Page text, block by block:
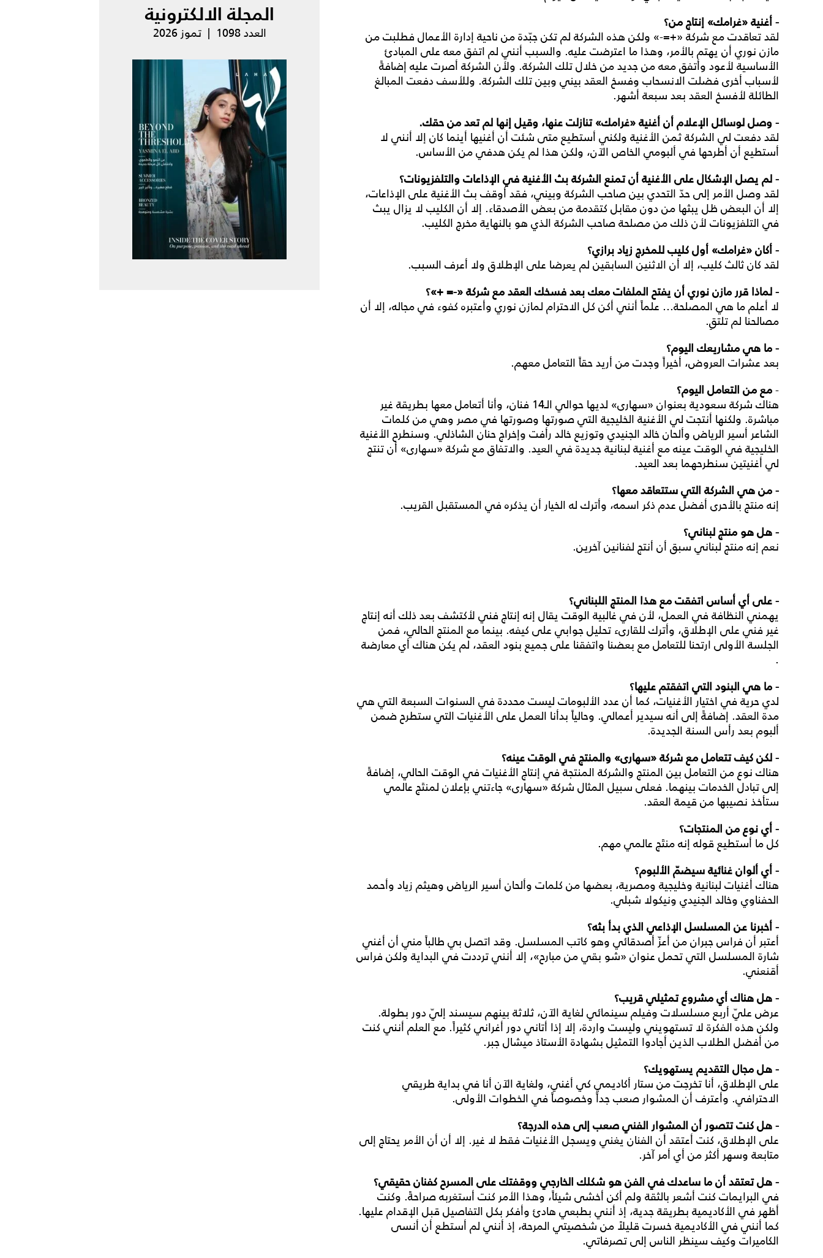
- أغنية «غرامك» إنتاج من؟
لقد تعاقدت مع شركة «+=-» ولكن هذه الشركة لم تكن جبّدة من ناحية إدارة الأعمال فطلبت من
مازن نوري أن يهتم بالأمر، وهذا ما اعترضت عليه. والسبب أنني لم اتفق معه على المبادئ
الأساسية لأعود وأتفق معه من جديد من خلال تلك الشركة. ولأن الشركة أصرت عليه إضافةً
لأسباب أخرى فضلت الانسحاب وفسخ العقد بيني وبين تلك الشركة. وللأسف دفعت المبالغ
الطائلة لأفسخ العقد بعد سبعة أشهر.
- وصل لوسائل الإعلام أن أغنية «غرامك» تنازلت عنها، وقيل إنها لم تعد من حقك.
لقد دفعت لي الشركة ثمن الأغنية ولكني أستطيع متى شئت أن أغنيها أينما كان إلا أنني لا
أستطيع أن أطرحها في ألبومي الخاص الآن، ولكن هذا لم يكن هدفي من الأساس.
- لم يصل الإشكال على الأغنية أن تمنع الشركة بث الأغنية في الإذاعات والتلفزيونات؟
لقد وصل الأمر إلى حدّ التحدي بين صاحب الشركة وبيني، فقد أوقف بث الأغنية على الإذاعات،
إلا أن البعض ظل يبثها من دون مقابل كتقدمة من بعض الأصدقاء. إلا أن الكليب لا يزال يبث
في التلفزيونات لأن ذلك من مصلحة صاحب الشركة الذي هو بالنهاية مخرج الكليب.
- أكان «غرامك» أول كليب للمخرج زياد برازي؟
لقد كان ثالث كليب، إلا أن الاثنين السابقين لم يعرضا على الإطلاق ولا أعرف السبب.
- لماذا قرر مازن نوري أن يفتح الملفات معك بعد فسخك العقد مع شركة «-= +»؟
لا أعلم ما هي المصلحة... علماً أنني أكن كل الاحترام لمازن نوري وأعتبره كفوء في مجاله، إلا أن
مصالحنا لم تلتقِ.
- ما هي مشاريعك اليوم؟
بعد عشرات العروض، أخيراً وجدت من أريد حقاً التعامل معهم.
-مع من التعامل اليوم؟
هناك شركة سعودية بعنوان «سهارى» لديها حوالي الـ14 فنان، وأنا أتعامل معها بطريقة غير
مباشرة. ولكنها أنتجت لي الأغنية الخليجية التي صورتها وصورتها في مصر وهي من كلمات
الشاعر أسير الرياض وألحان خالد الجنيدي وتوزيع خالد رأفت وإخراج حنان الشاذلي. وسنطرح الأغنية
الخليجية في الوقت عينه مع أغنية لبنانية جديدة في العيد. والاتفاق مع شركة «سهارى» أن تنتج
لي أغنيتين سنطرحهما بعد العيد.
- من هي الشركة التي ستتعاقد معها؟
إنه منتج بالأحرى أفضل عدم ذكر اسمه، وأترك له الخيار أن يذكره في المستقبل القريب.
- هل هو منتج لبناني؟
نعم إنه منتج لبناني سبق أن أنتج لفنانين آخرين.
- على أي أساس اتفقت مع هذا المنتج اللبناني؟
يهمني النظافة في العمل، لأن في غالبية الوقت يقال إنه إنتاج فني لأكتشف بعد ذلك أنه إنتاج
غير فني على الإطلاق، وأترك للقارىء تحليل جوابي على كيفه. بينما مع المنتج الحالي، فمن
الجلسة الأولى ارتحنا للتعامل مع بعضنا واتفقنا على جميع بنود العقد، لم يكن هناك أي معارضة
.
- ما هي البنود التي اتفقتم عليها؟
لدي حرية في اختيار الأغنيات، كما أن عدد الألبومات ليست محددة في السنوات السبعة التي هي
مدة العقد. إضافةً إلى أنه سيدير أعمالي. وحالياً بدأنا العمل على الأغنيات التي ستطرح ضمن
ألبوم بعد رأس السنة الجديدة.
- لكن كيف تتعامل مع شركة «سهارى» والمنتج في الوقت عينه؟
هناك نوع من التعامل بين المنتج والشركة المنتجة في إنتاج الأغنيات في الوقت الحالي، إضافةً
إلى تبادل الخدمات بينهما. فعلى سبيل المثال شركة «سهارى» جاءتني بإعلان لمنتَج عالمي
ستأخذ نصيبها من قيمة العقد.
- أي نوع من المنتجات؟
كل ما أستطيع قوله إنه منتَج عالمي مهم.
- أي ألوان غنائية سيضمّ الألبوم؟
هناك أغنيات لبنانية وخليجية ومصرية، بعضها من كلمات وألحان أسير الرياض وهيثم زياد وأحمد
الحفناوي وخالد الجنيدي ونيكولا شبلي.
- أخبرنا عن المسلسل الإذاعي الذي بدأ بثه؟
أعتبر أن فراس جبران من أعزّ أصدقائي وهو كاتب المسلسل. وقد اتصل بي طالباً مني أن أغني
شارة المسلسل التي تحمل عنوان «شو بقي من مبارح»، إلا أنني ترددت في البداية ولكن فراس
أقنعني.
- هل هناك أي مشروع تمثيلي قريب؟
عرض عليّ أربع مسلسلات وفيلم سينمائي لغاية الآن، ثلاثة بينهم سيسند إليّ دور بطولة.
ولكن هذه الفكرة لا تستهويني وليست واردة، إلا إذا أتاني دور أغراني كثيراً. مع العلم أنني كنت
من أفضل الطلاب الذين أجادوا التمثيل بشهادة الأستاذ ميشال جبر.
- هل مجال التقديم يستهويك؟
على الإطلاق، أنا تخرجت من ستار أكاديمي كي أغني، ولغاية الآن أنا في بداية طريقي
الاحترافي. وأعترف أن المشوار صعب جداً وخصوصاً في الخطوات الأولى.
- هل كنت تتصور أن المشوار الفني صعب إلى هذه الدرجة؟
على الإطلاق، كنت أعتقد أن الفنان يغني ويسجل الأغنيات فقط لا غير. إلا أن أن الأمر يحتاج إلى
متابعة وسهر أكثر من أي أمر آخر.
- هل تعتقد أن ما ساعدك في الفن هو شكلك الخارجي ووقفتك على المسرح كفنان حقيقي؟
في البرايمات كنت أشعر بالثقة ولم أكن أخشى شيئاً، وهذا الأمر كنت أستغربه صراحةً. وكنت
أظهر في الأكاديمية بطريقة جدية، إذ أنني بطبعي هادئ وأفكر بكل التفاصيل قبل الإقدام عليها.
كما أنني في الأكاديمية خسرت قليلاً من شخصيتي المرحة، إذ أنني لم أستطع أن أنسى
الكاميرات وكيف سينظر الناس إلى تصرفاتي.
المجلة الالكترونية
العدد 1098 | تموز 2026